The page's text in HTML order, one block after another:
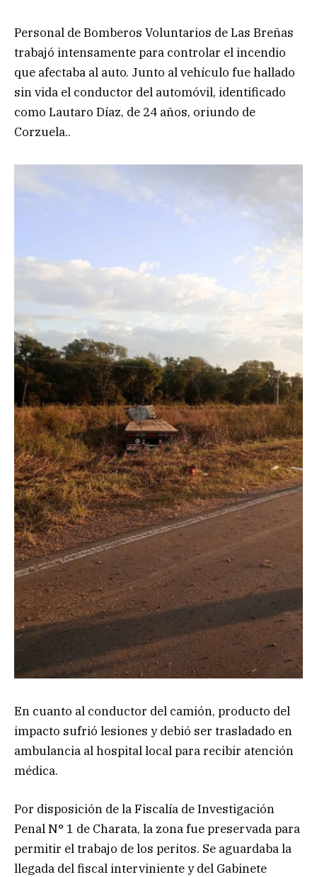
Personal de Bomberos Voluntarios de Las Breñas
trabajó intensamente para controlar el incendio
que afectaba al auto. Junto al vehículo fue hallado
sin vida el conductor del automóvil, identificado
como Lautaro Díaz, de 24 años, oriundo de
Corzuela..
En cuanto al conductor del camión, producto del
impacto sufrió lesiones y debió ser trasladado en
ambulancia al hospital local para recibir atención
médica.
Por disposición de la Fiscalía de Investigación
Penal N° 1 de Charata, la zona fue preservada para
permitir el trabajo de los peritos. Se aguardaba la
llegada del fiscal interviniente y del Gabinete